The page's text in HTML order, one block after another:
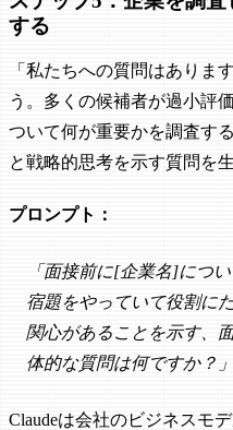
する
「私たちへの質問はありま
う。多くの候補者が過小評
ついて何が重要かを調査す
と戦略的思考を示す質問を
プロンプト：
「面接前に[企業名]につ
宿題をやっていて役割に
関心があることを示す、
体的な質問は何ですか？」
Claudeは会社のビジネスモ